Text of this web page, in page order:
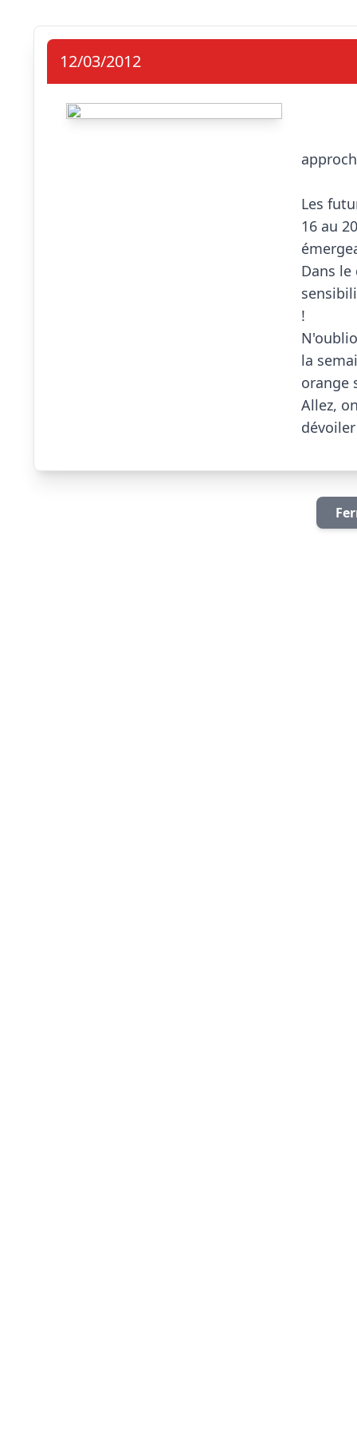
12/03/2012
Les
16 au
Dans
!
la
orange
Allez,